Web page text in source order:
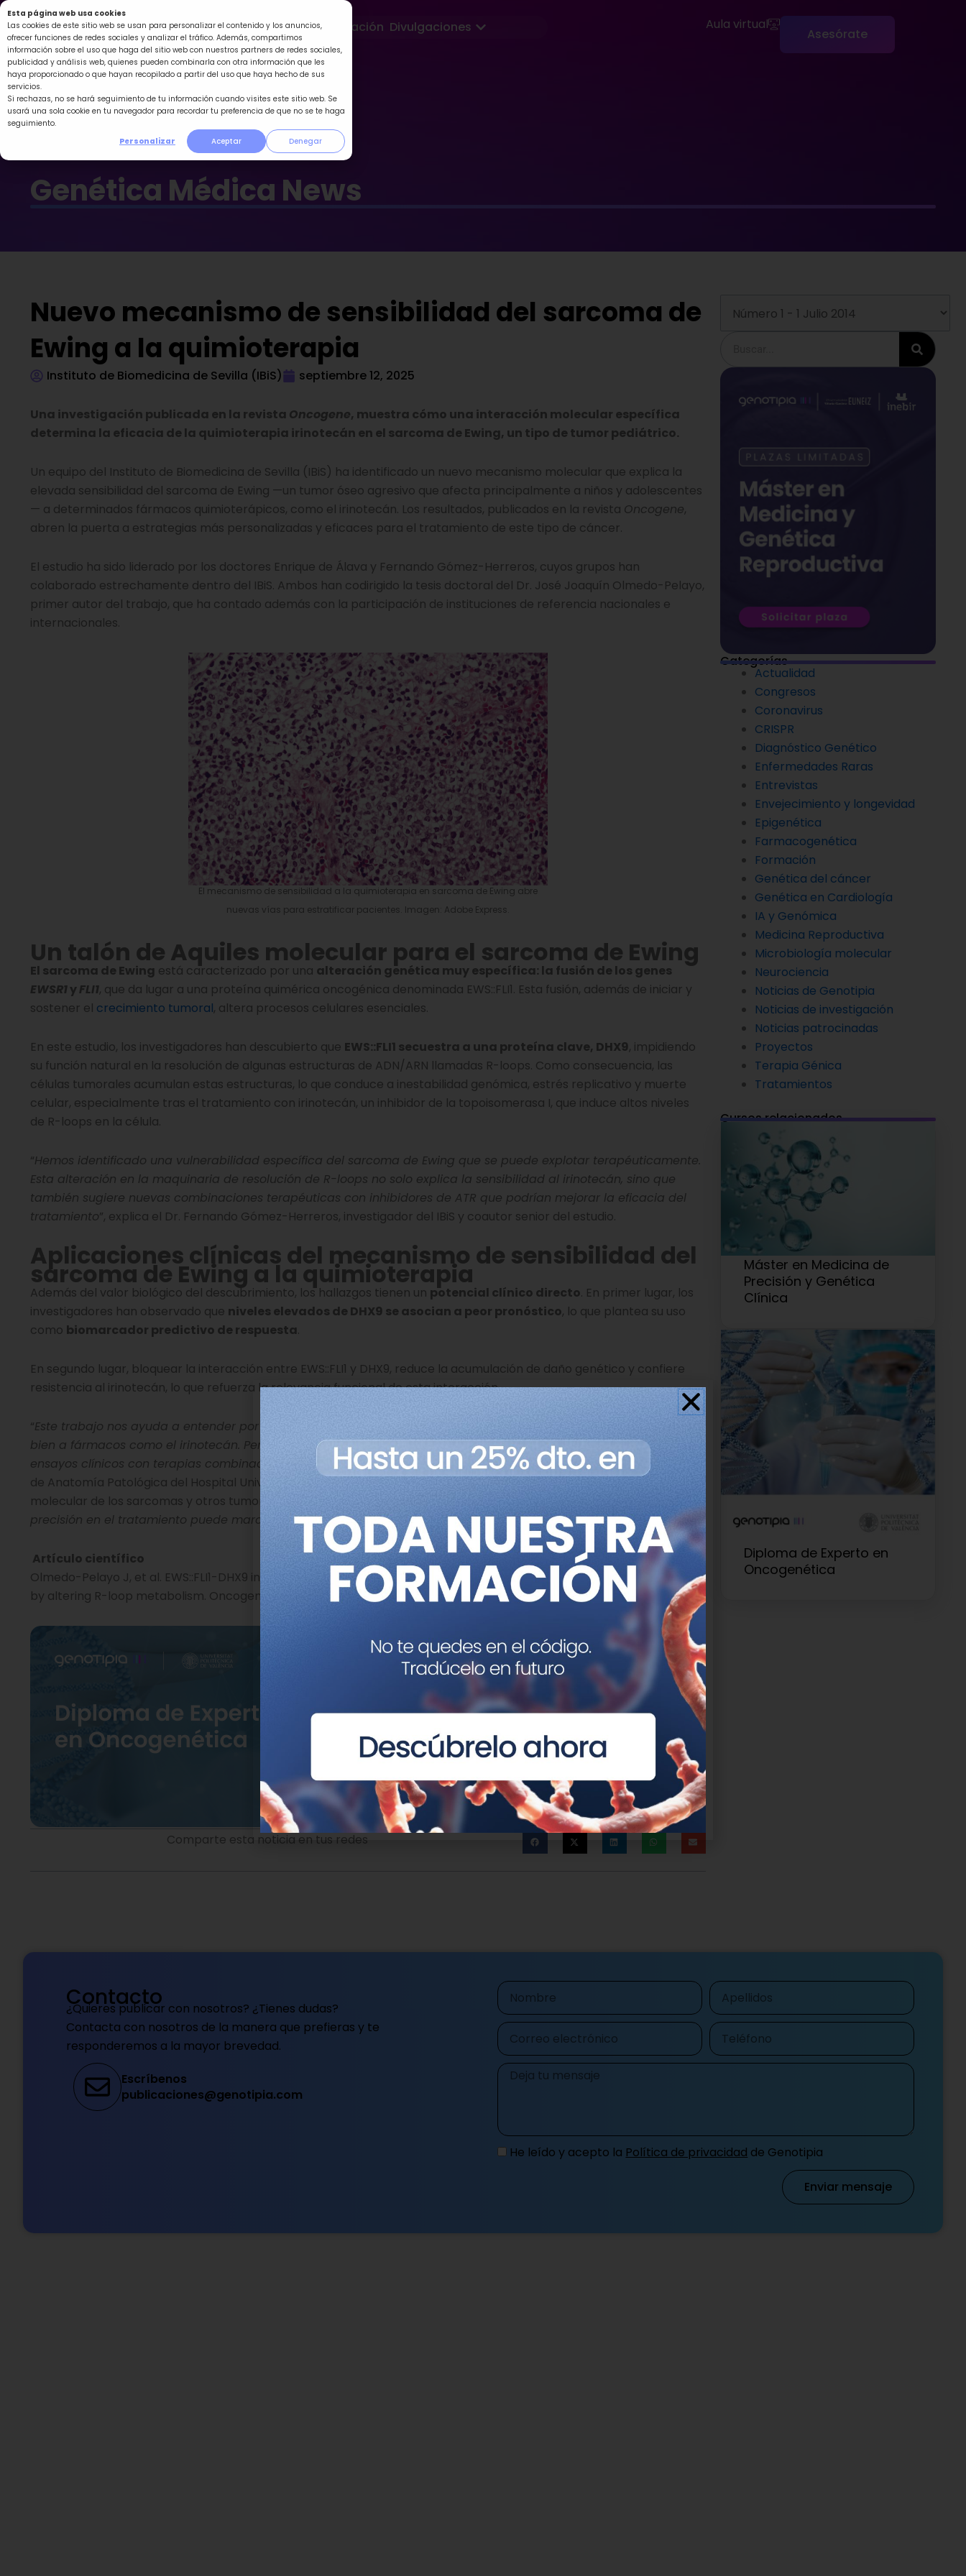
Esta página web usa cookies
Las cookies de este sitio web se usan para personalizar el contenido y los anuncios,
ofrecer funciones de redes sociales y analizar el tráfico. Además, compartimos
información sobre el uso que haga del sitio web con nuestros partners de redes sociales,
publicidad y análisis web, quienes pueden combinarla con otra información que les
haya proporcionado o que hayan recopilado a partir del uso que haya hecho de sus
servicios.
Si rechazas, no se hará seguimiento de tu información cuando visites este sitio web. Se
usará una sola cookie en tu navegador para recordar tu preferencia de que no se te haga
seguimiento.
Personalizar
Aceptar Denegar
Ir
al
contenido
Formación Divulgaciones Abrir Divulgaciones Aula virtual
Asesórate
Genética Médica News
Nuevo mecanismo de sensibilidad del sarcoma de
Ewing a la quimioterapia
Instituto de Biomedicina de Sevilla (IBiS) septiembre 12, 2025
Una investigación publicada en la revista Oncogene, muestra cómo una interacción molecular específica
determina la eficacia de la quimioterapia irinotecán en el sarcoma de Ewing, un tipo de tumor pediátrico.
Un equipo del Instituto de Biomedicina de Sevilla (IBiS) ha identificado un nuevo mecanismo molecular que explica la
elevada sensibilidad del sarcoma de Ewing —un tumor óseo agresivo que afecta principalmente a niños y adolescentes
— a determinados fármacos quimioterápicos, como el irinotecán. Los resultados, publicados en la revista Oncogene,
abren la puerta a estrategias más personalizadas y eficaces para el tratamiento de este tipo de cáncer.
El estudio ha sido liderado por los doctores Enrique de Álava y Fernando Gómez-Herreros, cuyos grupos han
colaborado estrechamente dentro del IBiS. Ambos han codirigido la tesis doctoral del Dr. José Joaquín Olmedo-Pelayo,
primer autor del trabajo, que ha contado además con la participación de instituciones de referencia nacionales e
internacionales.
El mecanismo de sensibilidad a la quimioterapia en sarcoma de Ewing abre
nuevas vías para estratificar pacientes. Imagen: Adobe Express.
Un talón de Aquiles molecular para el sarcoma de Ewing
El sarcoma de Ewing está caracterizado por una alteración genética muy específica: la fusión de los genes
EWSR1yFLI1, que da lugar a una proteína quimérica oncogénica denominada EWS::FLI1. Esta fusión, además de iniciar y
sostener el crecimiento tumoral, altera procesos celulares esenciales.
En este estudio, los investigadores han descubierto que EWS::FLI1 secuestra a una proteína clave, DHX9, impidiendo
su función natural en la resolución de algunas estructuras de ADN/ARN llamadas R-loops. Como consecuencia, las
células tumorales acumulan estas estructuras, lo que conduce a inestabilidad genómica, estrés replicativo y muerte
celular, especialmente tras el tratamiento con irinotecán, un inhibidor de la topoisomerasa I, que induce altos niveles
de R-loops en la célula.
“Hemos identificado una vulnerabilidad específica del sarcoma de Ewing que se puede explotar terapéuticamente.
Esta alteración en la maquinaria de resolución de R-loops no solo explica la sensibilidad al irinotecán, sino que
también sugiere nuevas combinaciones terapéuticas con inhibidores de ATR que podrían mejorar la eficacia del
tratamiento”, explica el Dr. Fernando Gómez-Herreros, investigador del IBiS y coautor senior del estudio.
Aplicaciones clínicas del mecanismo de sensibilidad del
sarcoma de Ewing a la quimioterapia
Además del valor biológico del descubrimiento, los hallazgos tienen un potencial clínico directo. En primer lugar, los
investigadores han observado que niveles elevados de DHX9 se asocian a peor pronóstico, lo que plantea su uso
como biomarcador predictivo de respuesta.
En segundo lugar, bloquear la interacción entre EWS::FLI1 y DHX9, reduce la acumulación de daño genético y confiere
resistencia al irinotecán, lo que refuerza la relevancia funcional de esta interacción.
“Este trabajo nos ayuda a entender por qué algunos pacientes con sarcoma de Ewing responden especialmente
bien a fármacos como el irinotecán. Pero, sobre todo, nos da pistas para estratificar mejor a los pacientes y diseñar
ensayos clínicos con terapias combinadas más racionales y dirigidas”, afirma el Dr. Enrique de Álava, jefe del Servicio
de Anatomía Patológica del Hospital Universitario Virgen del Rocío e investigador responsable del grupo “Patología
molecular de los sarcomas y otros tumores” del IBiS. “
precisión en el tratamiento puede marcar una diferencia real en la supervivencia .”
Artículo científico
Olmedo-Pelayo J, et al. EWS::FLI1-DHX9 interaction promotes Ewing sarcoma sensitivity to DNA topoisomerase 1 poisons
by altering R-loop metabolism. Oncogene. 2025 Jul 28. doi:10.1038/s41388-025-03496-9.
Comparte esta noticia en tus redes
Categorías
Actualidad
Congresos
Coronavirus
CRISPR
Diagnóstico Genético
Enfermedades Raras
Entrevistas
Envejecimiento y longevidad
Epigenética
Farmacogenética
Formación
Genética del cáncer
Genética en Cardiología
IA y Genómica
Medicina Reproductiva
Microbiología molecular
Neurociencia
Noticias de Genotipia
Noticias de investigación
Noticias patrocinadas
Proyectos
Terapia Génica
Tratamientos
Cursos relacionados
Máster en Medicina de
Precisión y Genética
Clínica
Diploma de Experto en
Oncogenética
Contacto
¿Quieres publicar con nosotros? ¿Tienes dudas?
Contacta con nosotros de la manera que prefieras y te
responderemos a la mayor brevedad.
Escríbenos
publicaciones@genotipia.com
Nombre Apellidos
Correo
electrónico
Teléfono
Mensaje
He leído y acepto la Política de privacidad de Genotipia
Enviar mensaje